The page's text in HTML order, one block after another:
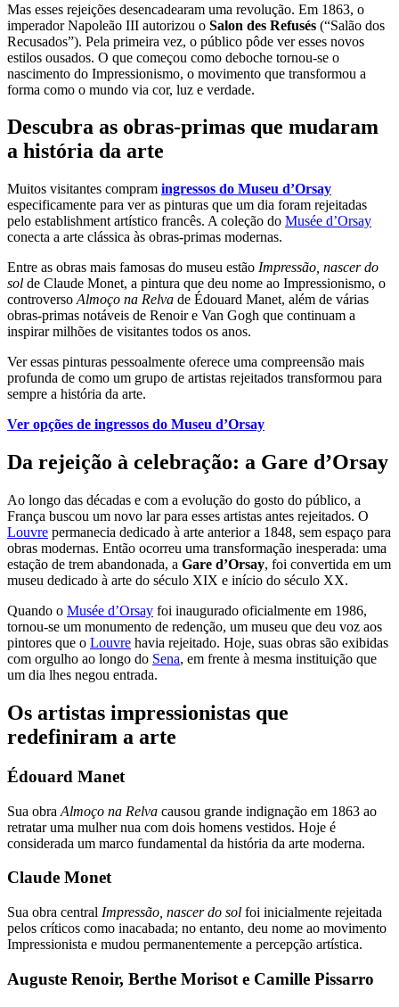
Mas esses rejeições desencadearam uma revolução. Em 1863, o
imperador Napoleão III autorizou o Salon des Refusés (“Salão dos
Recusados”). Pela primeira vez, o público pôde ver esses novos
estilos ousados. O que começou como deboche tornou-se o
nascimento do Impressionismo, o movimento que transformou a
forma como o mundo via cor, luz e verdade.
Descubra as obras-primas que mudaram
a história da arte
Muitos visitantes compram ingressos do Museu d’Orsay
especificamente para ver as pinturas que um dia foram rejeitadas
pelo establishment artístico francês. A coleção do Musée d’Orsay
conecta a arte clássica às obras-primas modernas.
Entre as obras mais famosas do museu estão Impressão, nascer do
sol de Claude Monet, a pintura que deu nome ao Impressionismo, o
controverso Almoço na Relva de Édouard Manet, além de várias
obras-primas notáveis de Renoir e Van Gogh que continuam a
inspirar milhões de visitantes todos os anos.
Ver essas pinturas pessoalmente oferece uma compreensão mais
profunda de como um grupo de artistas rejeitados transformou para
sempre a história da arte.
Ver opções de ingressos do Museu d’Orsay
Da rejeição à celebração: a Gare d’Orsay
Ao longo das décadas e com a evolução do gosto do público, a
França buscou um novo lar para esses artistas antes rejeitados. O
Louvre permanecia dedicado à arte anterior a 1848, sem espaço para
obras modernas. Então ocorreu uma transformação inesperada: uma
estação de trem abandonada, a Gare d’Orsay, foi convertida em um
museu dedicado à arte do século XIX e início do século XX.
Quando o Musée d’Orsay foi inaugurado oficialmente em 1986,
tornou-se um monumento de redenção, um museu que deu voz aos
pintores que o Louvre havia rejeitado. Hoje, suas obras são exibidas
com orgulho ao longo do Sena, em frente à mesma instituição que
um dia lhes negou entrada.
Os artistas impressionistas que
redefiniram a arte
Édouard Manet
Sua obra Almoço na Relva causou grande indignação em 1863 ao
retratar uma mulher nua com dois homens vestidos. Hoje é
considerada um marco fundamental da história da arte moderna.
Claude Monet
Sua obra central Impressão, nascer do sol foi inicialmente rejeitada
pelos críticos como inacabada; no entanto, deu nome ao movimento
Impressionista e mudou permanentemente a percepção artística.
Auguste Renoir, Berthe Morisot e Camille Pissarro